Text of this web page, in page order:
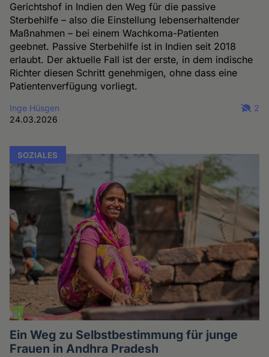
Gerichtshof in Indien den Weg für die passive
Sterbehilfe – also die Einstellung lebenserhaltender
Maßnahmen – bei einem Wachkoma-Patienten
geebnet. Passive Sterbehilfe ist in Indien seit 2018
erlaubt. Der aktuelle Fall ist der erste, in dem indische
Richter diesen Schritt genehmigen, ohne dass eine
Patientenverfügung vorliegt.
Inge Hüsgen
24.03.2026
2
SOZIALES
Ein Weg zu Selbstbestimmung für junge
Frauen in Andhra Pradesh